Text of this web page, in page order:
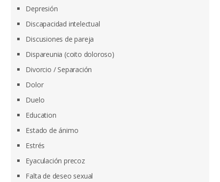
Depresión
Discapacidad intelectual
Discusiones de pareja
Dispareunia (coito doloroso)
Divorcio / Separación
Dolor
Duelo
Education
Estado de ánimo
Estrés
Eyaculación precoz
Falta de deseo sexual